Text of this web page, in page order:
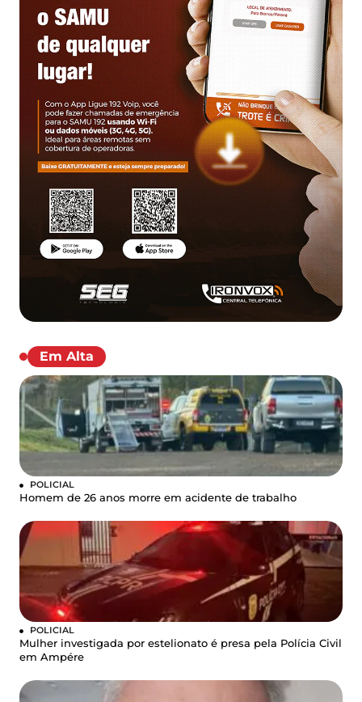
Em Alta
POLICIAL
Homem de 26 anos morre em acidente de trabalho
POLICIAL
Mulher investigada por estelionato é presa pela Polícia Civil
em Ampére